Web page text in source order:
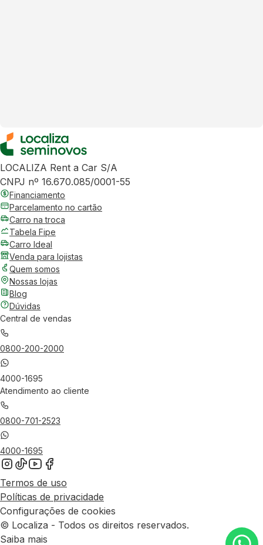
LOCALIZA Rent a Car S/A
CNPJ nº 16.670.085/0001-55
Financiamento
Parcelamento no cartão
Carro na troca
Tabela Fipe
Carro Ideal
Venda para lojistas
Quem somos
Nossas lojas
Blog
Dúvidas
Central de vendas
0800-200-2000
4000-1695
Atendimento ao cliente
0800-701-2523
4000-1695
Termos de uso
Políticas de privacidade
Configurações de cookies
© Localiza - Todos os direitos reservados.
Saiba mais